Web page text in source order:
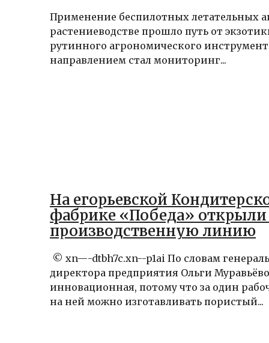
Применение беспилотных летательных
растениеводстве прошло путь от
рутинного агрономического
направлением стал мониторинг...
На егорьевской
фабрике «Победа»
производственную линию
© xn—-dtbh7c.xn--p1ai По словам
директора предприятия Ольги
инновационная, потому что за один
на ней можно изготавливать пористый...